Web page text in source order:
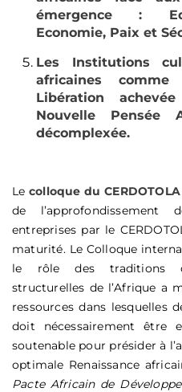
émergence :
Economie, Paix et
Les Institutions
africaines
Libération
Nouvelle Pensée
décomplexée.
Le colloque du CERDOTOLA
de
entreprises par le
maturité. Le Colloque
le rôle des traditions
structurelles de l’Afrique a
ressources dans lesquelles
doit nécessairement être
soutenable pour présider à
optimale Renaissance
Pacte Africain de